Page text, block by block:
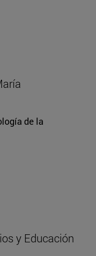
de la
y Educación